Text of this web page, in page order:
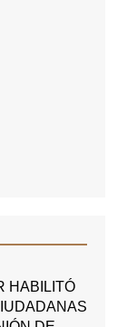
HABILITÓ